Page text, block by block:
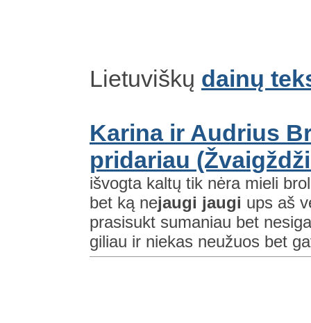
Lietuviškų dainų
Karina ir Audrius
pridariau
išvogta kaltų tik nėra mieli
bet ką nejaugi jaugi ups aš
prasisukt sumaniau bet
giliau ir niekas neužuos bet